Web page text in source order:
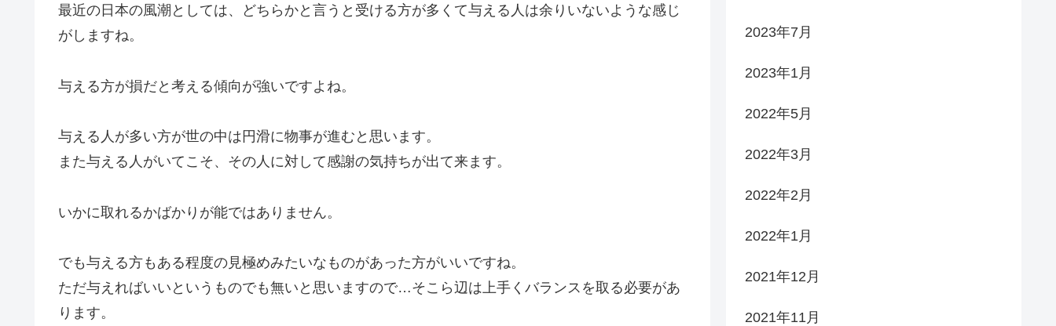
最近の日本の風潮としては、どちらかと言うと受ける方が多くて与える人は余りいないような感じ
がしますね。
与える方が損だと考える傾向が強いですよね。
与える人が多い方が世の中は円滑に物事が進むと思います。
また与える人がいてこそ、その人に対して感謝の気持ちが出て来ます。
いかに取れるかばかりが能ではありません。
でも与える方もある程度の見極めみたいなものがあった方がいいですね。
ただ与えればいいというものでも無いと思いますので…そこら辺は上手くバランスを取る必要があ
ります。
2023年7月
2023年1月
2022年5月
2022年3月
2022年2月
2022年1月
2021年12月
2021年11月